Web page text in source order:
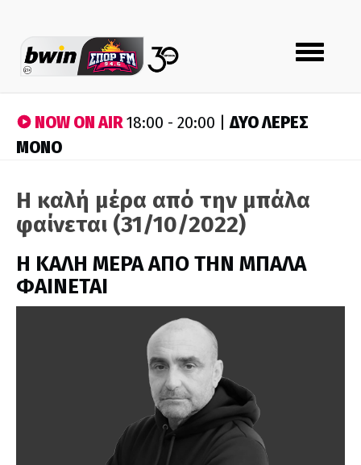
Toggle
navigation
NOW ON AIR18:00 - 20:00 |ΔΥΟ ΛΕΡΕΣ
ΜΟΝΟ
Η καλή μέρα από την μπάλα
φαίνεται (31/10/2022)
H ΚΑΛΗ ΜΕΡΑ ΑΠΟ ΤΗΝ ΜΠΑΛΑ
ΦΑΙΝΕΤΑΙ